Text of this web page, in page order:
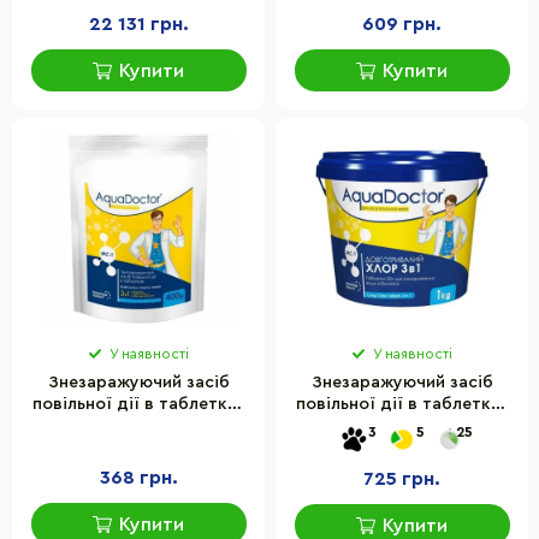
22 131 грн.
Купити
609 грн.
Купити
У наявності
Знезаражуючий засіб
повільної дії в таблетках
368 грн.
Купити
У наявності
Знезаражуючий засіб
повільної дії в таблетках
MC-T AquaDoctor
24569AD 1 кг (таблетки по
20 г)
3 5 25
725 грн.
Купити